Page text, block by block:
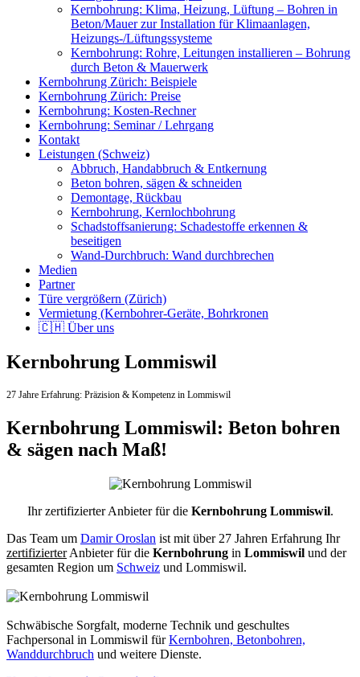
Kernbohrung: Klima, Heizung, Lüftung – Bohren in
Beton/Mauer zur Installation für Klimaanlagen,
Heizungs-/Lüftungssysteme
Kernbohrung: Rohre, Leitungen installieren – Bohrung
durch Beton & Mauerwerk
Kernbohrung Zürich: Beispiele
Kernbohrung Zürich: Preise
Kernbohrung: Kosten-Rechner
Kernbohrung: Seminar / Lehrgang
Kontakt
Leistungen (Schweiz)
Abbruch, Handabbruch & Entkernung
Beton bohren, sägen & schneiden
Demontage, Rückbau
Kernbohrung, Kernlochbohrung
Schadstoffsanierung: Schadestoffe erkennen &
beseitigen
Wand-Durchbruch: Wand durchbrechen
Medien
Partner
Türe vergrößern (Zürich)
Vermietung (Kernbohrer-Geräte, Bohrkronen
🇨🇭 Über uns
Kernbohrung Lommiswil
27 Jahre Erfahrung: Präzision & Kompetenz in Lommiswil
Kernbohrung Lommiswil: Beton bohren
& sägen nach Maß!
Ihr zertifizierter Anbieter für die Kernbohrung Lommiswil.
Das Team um Damir Oroslan ist mit über 27 Jahren Erfahrung Ihr
zertifizierterAnbieter für die Kernbohrung in Lommiswil und der
gesamten Region um Schweiz und Lommiswil.
Schwäbische Sorgfalt, moderne Technik und geschultes
Fachpersonal in Lommiswil fürKernbohren, Betonbohren,
Wanddurchbruch und weitere Dienste.